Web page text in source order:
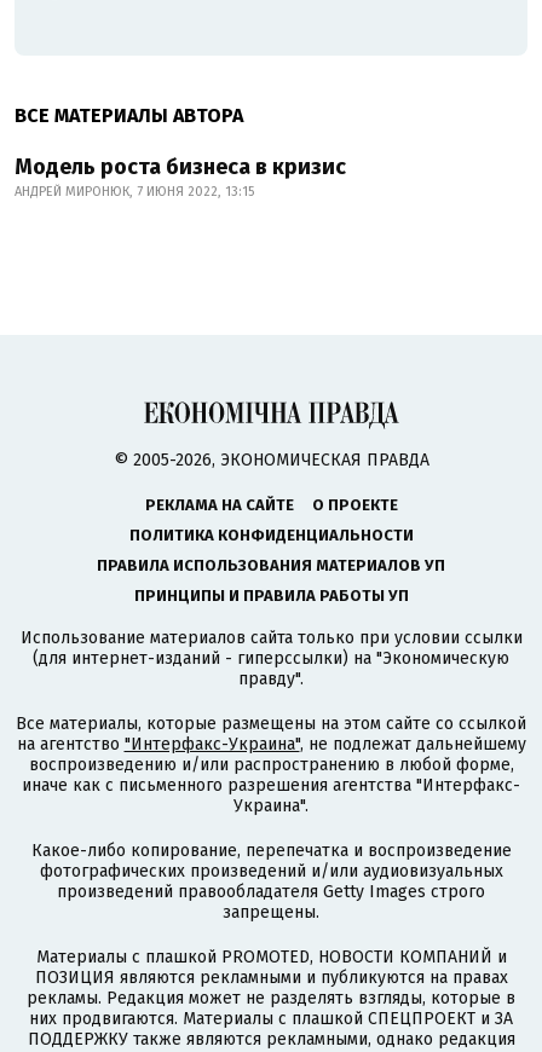
ВСЕ МАТЕРИАЛЫ АВТОРА
Модель роста бизнеса в кризис
АНДРЕЙ МИРОНЮК, 7 ИЮНЯ 2022, 13:15
© 2005-2026, ЭКОНОМИЧЕСКАЯ ПРАВДА
РЕКЛАМА НА САЙТЕ
О ПРОЕКТЕ
ПОЛИТИКА КОНФИДЕНЦИАЛЬНОСТИ
ПРАВИЛА ИСПОЛЬЗОВАНИЯ МАТЕРИАЛОВ УП
ПРИНЦИПЫ И ПРАВИЛА РАБОТЫ УП
Использование материалов сайта только при условии ссылки
(для интернет-изданий - гиперссылки) на "Экономическую
правду".
Все материалы, которые размещены на этом сайте со ссылкой
на агентство "Интерфакс-Украина", не подлежат дальнейшему
воспроизведению и/или распространению в любой форме,
иначе как с письменного разрешения агентства "Интерфакс-
Украина".
Какое-либо копирование, перепечатка и воспроизведение
фотографических произведений и/или аудиовизуальных
произведений правообладателя Getty Images строго
запрещены.
Материалы с плашкой PROMOTED, НОВОСТИ КОМПАНИЙ и
ПОЗИЦИЯ являются рекламными и публикуются на правах
рекламы. Редакция может не разделять взгляды, которые в
них продвигаются. Материалы с плашкой СПЕЦПРОЕКТ и ЗА
ПОДДЕРЖКУ также являются рекламными, однако редакция